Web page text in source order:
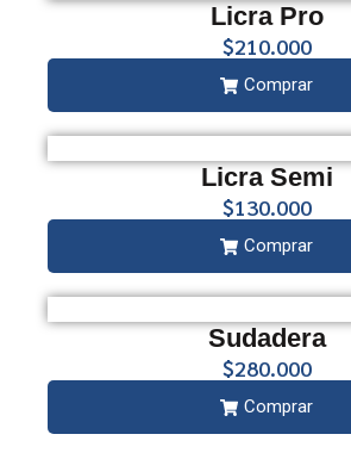
Licra Pro
$210.000
Comprar
Licra Semi
$130.000
Comprar
Sudadera
$280.000
Comprar